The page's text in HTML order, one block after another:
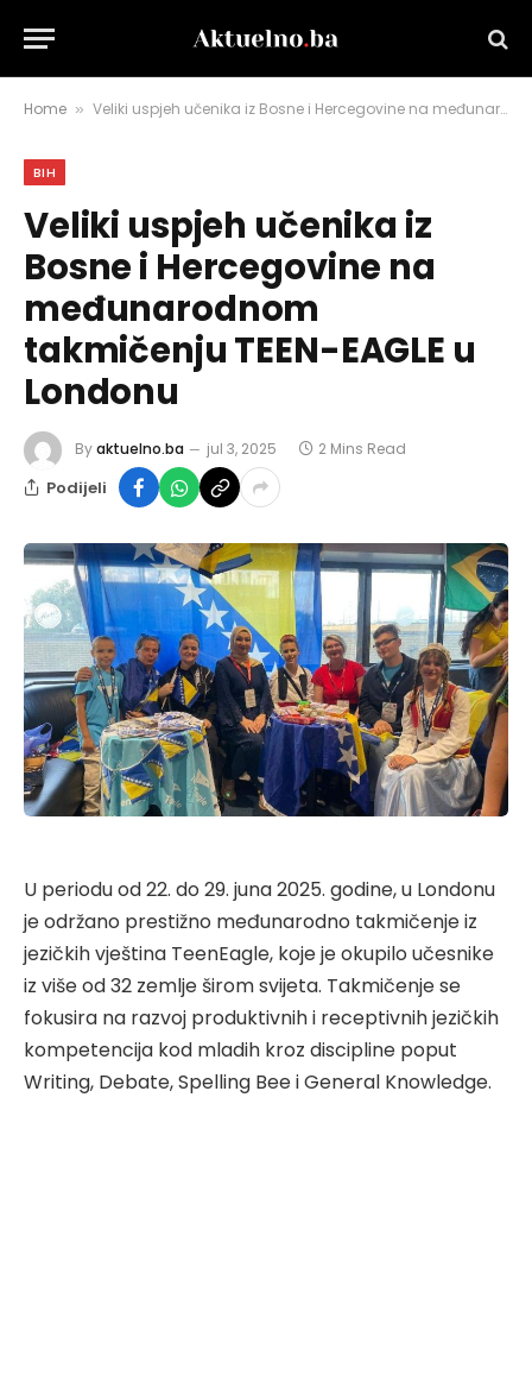
Home » Veliki uspjeh učenika iz Bosne i Hercegovine na međunarodnom takmičenju TEEN-EAGLE u Londonu
BIH
Veliki uspjeh učenika iz
Bosne i Hercegovine na
međunarodnom
takmičenju TEEN-EAGLE u
Londonu
Byaktuelno.ba jul 3, 2025 2 Mins Read
Podijeli
U periodu od 22. do 29. juna 2025. godine, u Londonu
je održano prestižno međunarodno takmičenje iz
jezičkih vještina TeenEagle, koje je okupilo učesnike
iz više od 32 zemlje širom svijeta. Takmičenje se
fokusira na razvoj produktivnih i receptivnih jezičkih
kompetencija kod mladih kroz discipline poput
Writing, Debate, Spelling Bee i General Knowledge.